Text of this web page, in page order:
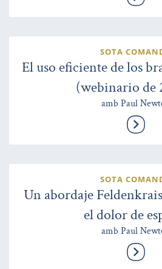
SOTA
El uso eficiente de los
(webinario de
amb Paul
SOTA
Un abordaje
el dolor de
amb Paul